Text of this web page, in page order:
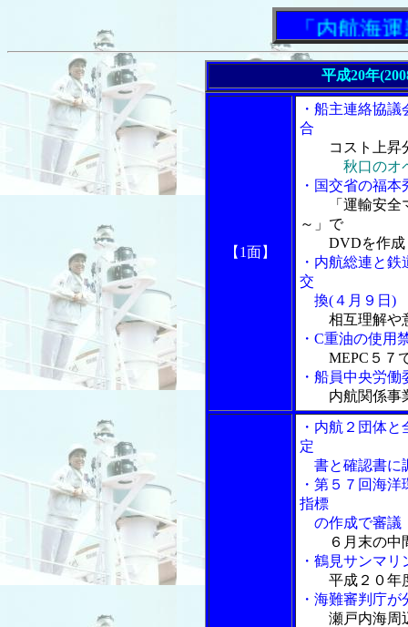
「内航海運新
平成20年
【1面】
・船主連絡協
合
コスト上昇
秋口のオ
・国交省の福
「運輸安
～」で
DVDを作成
・内航総連と
交
換(４月９日)
相互理解や
・C重油の使用
MEPC５７
・船員中央労
内航関係事
・内航２団体
定
書と確認書に
・第５７回海
指標
の作成で審議
６月末の中
・鶴見サンマ
平成２０年
・海難審判庁
瀬戸内海周